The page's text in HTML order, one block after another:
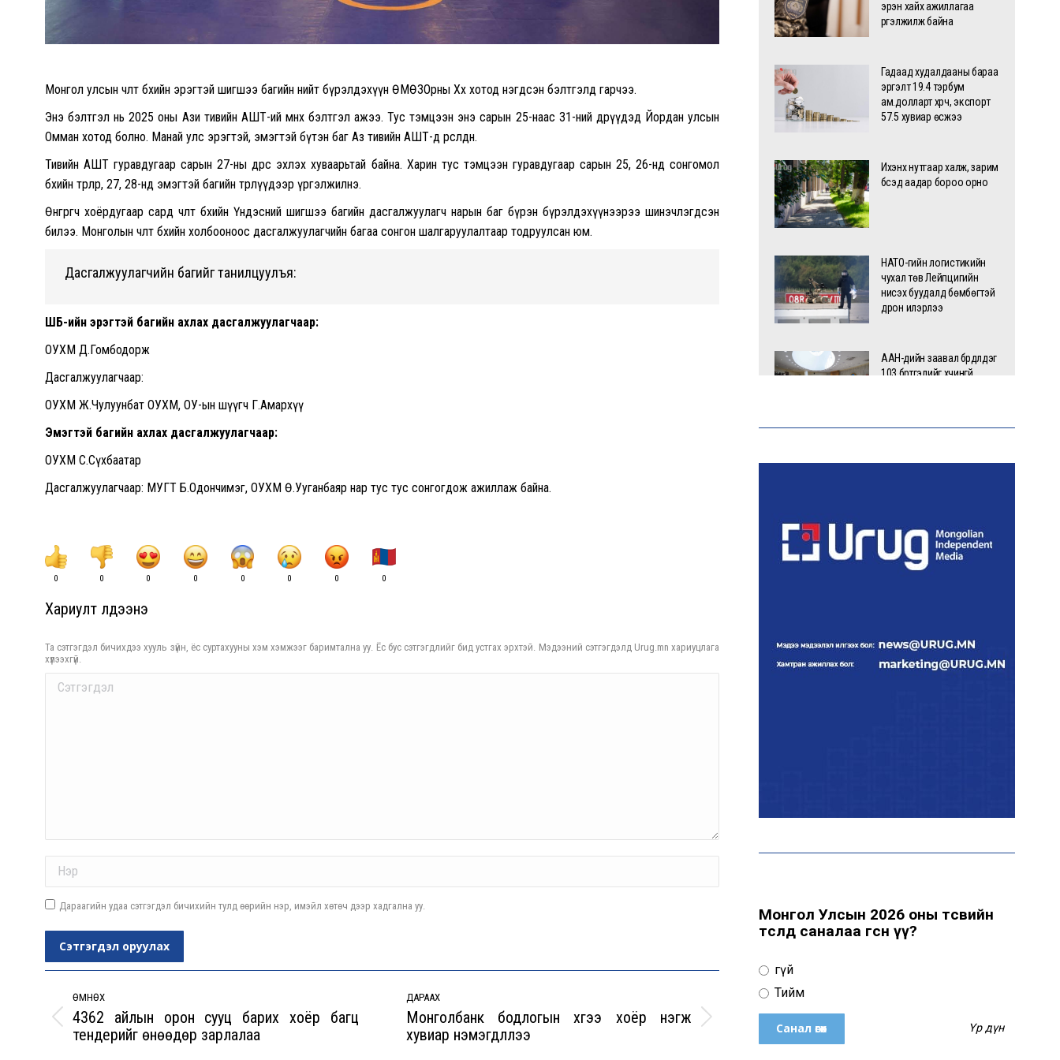
Монгол улсын чөлөөт бөхийн эрэгтэй шигшээ багийн нийт бүрэлдэхүүн ӨМӨЗОрны Хөх хотод нэгдсэн бэлтгэлд гарчээ.
Энэ бэлтгэл нь 2025 оны Ази тивийн АШТ-ий өмнөх бэлтгэл ажээ. Тус тэмцээн энэ сарын 25-наас 31-ний өдрүүдэд Йордан улсын
Омман хотод болно. Манай улс эрэгтэй, эмэгтэй бүтэн баг Аз тивийн АШТ-д өрсөлдөнө.
Тивийн АШТ гуравдугаар сарын 27-ны өдрөөс эхлэх хуваарьтай байна. Харин тус тэмцээн гуравдугаар сарын 25, 26-нд сонгомол
бөхийн төрлөөр, 27, 28-нд эмэгтэй багийн төрлүүдээр үргэлжилнэ.
Өнгөрөгч хоёрдугаар сард чөлөөт бөхийн Үндэсний шигшээ багийн дасгалжуулагч нарын баг бүрэн бүрэлдэхүүнээрээ шинэчлэгдсэн
билээ. Монголын чөлөөт бөхийн холбооноос дасгалжуулагчийн багаа сонгон шалгаруулалтаар тодруулсан юм.
Дасгалжуулагчийн багийг танилцуулъя:
ҮШБ-ийн эрэгтэй багийн ахлах дасгалжуулагчаар:
ОУХМ Д.Гомбодорж
Дасгалжуулагчаар:
ОУХМ Ж.Чулуунбат ОУХМ, ОУ-ын шүүгч Г.Амархүү
Эмэгтэй багийн ахлах дасгалжуулагчаар:
ОУХМ С.Сүхбаатар
Дасгалжуулагчаар: МУГТ Б.Одончимэг, ОУХМ Ө.Ууганбаяр нар тус тус сонгогдож ажиллаж байна.
0 0 0 0 0 0 0 0
Хариулт үлдээнэ үү
Та сэтгэгдэл бичихдээ хууль зүйн, ёс суртахууны хэм хэмжээг баримтална уу. Ёс бус сэтгэгдлийг бид устгах эрхтэй. Мэдээний сэтгэгдэлд Urug.mn хариуцлага
хүлээхгүй.
Comment
Дараагийн удаа сэтгэгдэл бичихийн тулд өөрийн нэр, имэйл хөтөч дээр хадгална уу.
Сэтгэгдэл оруулах
navigation
ӨМНӨХ
Previous
post:
4362 айлын орон сууц барих хоёр багц
тендерийг өнөөдөр зарлалаа
ДАРААХ
Next
post:
Монголбанк бодлогын хүүгээ хоёр нэгж
хувиар нэмэгдүүллээ
эрэн хайх ажиллагаа
үргэлжилж байна
Гадаад худалдааны бараа
эргэлт 19.4 тэрбум
ам.долларт хүрч, экспорт
57.5 хувиар өсжээ
Ихэнх нутгаар халж, зарим
бүсэд аадар бороо орно
НАТО-гийн логистикийн
чухал төв Лейпцигийн
нисэх буудалд бөмбөгтэй
дрон илэрлээ
ААН-үүдийн заавал бүрдүүлдэг
103 бүртгэлийг хүчингүй
Маргааш цахилгаан
хязгаарлах хуваарь
С.Амарсайхан: 60 гаруй
тэрбум төгрөгийн
шийдвэр гүйцэтгэлийг
А.Оргилмаа дэлхийн
Монгол Улсын 2026 оны төсвийн
төсөлд саналаа өгсөн үү?
Үгүй
Тийм
Үр дүн